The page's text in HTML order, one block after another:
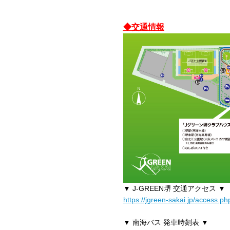
◆交通情報
▼ J-GREEN堺 交通アクセス ▼
https://jgreen-sakai.jp/
▼ 南海バス 発車時刻表 ▼